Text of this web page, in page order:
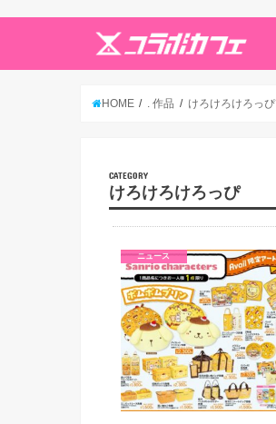
HOME . 作品 けろけろけろっぴ
CATEGORY
けろけろけろっぴ
ニュース